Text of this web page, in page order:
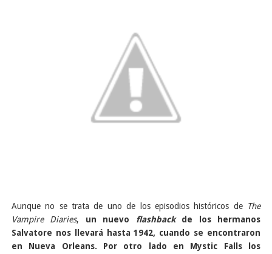
Aunque no se trata de uno de los episodios históricos de The
Vampire Diaries, un nuevo flashbackde
los hermanos
Salvatore nos llevará hasta 1942, cuando se encontraron
en Nueva Orleans. Por otro lado en Mystic Falls los